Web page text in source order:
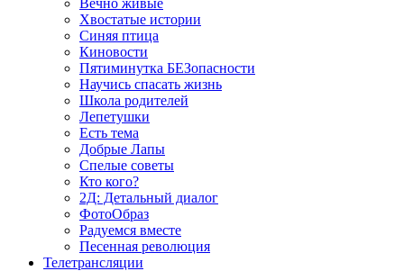
Хвостатые истории
Синяя птица
Киновости
Пятиминутка БЕЗопасности
Научись спасать жизнь
Школа родителей
Лепетушки
Есть тема
Добрые Лапы
Спелые советы
Кто кого?
2Д: Детальный диалог
ФотоОбраз
Радуемся вместе
Песенная революция
Телетрансляции